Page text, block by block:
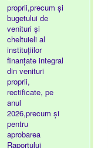
proprii,precum și
bugetului de
venituri și
cheltuieli al
instituțiilor
finanțate integral
din venituri
proprii,
rectificate, pe
anul
2026,precum și
pentru
aprobarea
Raportului